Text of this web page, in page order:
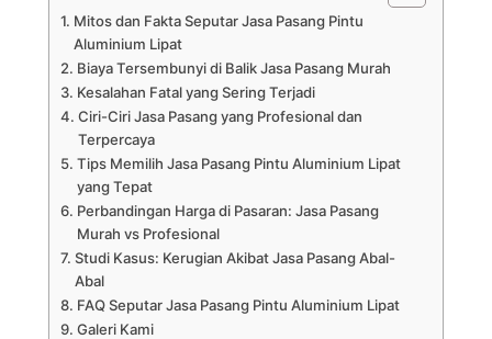
Mitos dan Fakta Seputar Jasa Pasang Pintu
Aluminium Lipat
Biaya Tersembunyi di Balik Jasa Pasang Murah
Kesalahan Fatal yang Sering Terjadi
Ciri-Ciri Jasa Pasang yang Profesional dan
Terpercaya
Tips Memilih Jasa Pasang Pintu Aluminium Lipat
yang Tepat
Perbandingan Harga di Pasaran: Jasa Pasang
Murah vs Profesional
Studi Kasus: Kerugian Akibat Jasa Pasang Abal-
Abal
FAQ Seputar Jasa Pasang Pintu Aluminium Lipat
Galeri Kami